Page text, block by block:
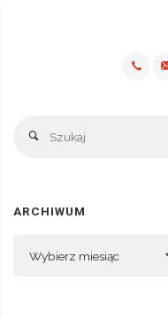
Szukaj
ARCHIWUM